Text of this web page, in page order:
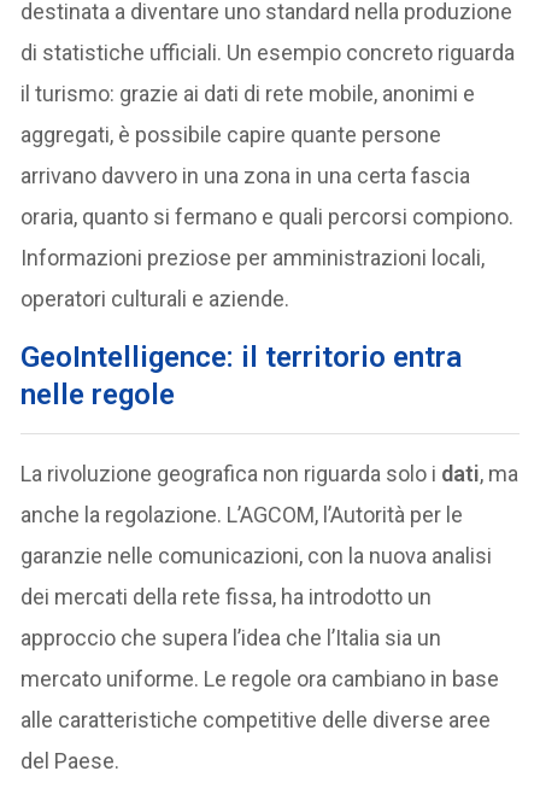
destinata a diventare uno standard nella produzione
di statistiche ufficiali. Un esempio concreto riguarda
il turismo: grazie ai dati di rete mobile, anonimi e
aggregati, è possibile capire quante persone
arrivano davvero in una zona in una certa fascia
oraria, quanto si fermano e quali percorsi compiono.
Informazioni preziose per amministrazioni locali,
operatori culturali e aziende.
GeoIntelligence: il territorio entra
nelle regole
La rivoluzione geografica non riguarda solo i dati, ma
anche la regolazione. L’AGCOM, l’Autorità per le
garanzie nelle comunicazioni, con la nuova analisi
dei mercati della rete fissa, ha introdotto un
approccio che supera l’idea che l’Italia sia un
mercato uniforme. Le regole ora cambiano in base
alle caratteristiche competitive delle diverse aree
del Paese.